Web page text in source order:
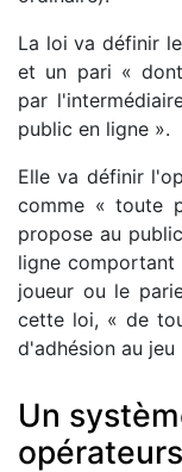
La loi va définir
et un pari « dont
par
public en ligne ».
Elle va définir
comme « toute
propose au
ligne comportant
joueur ou le
cette loi, « de
d'adhésion au
Un
opérateurs